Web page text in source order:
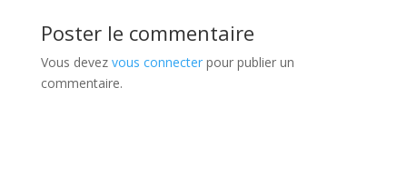
Poster le commentaire
Vous devez vous connecterpour publier un
commentaire.